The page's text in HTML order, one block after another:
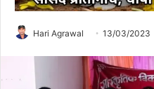
Hari Agrawal 13/03/2023